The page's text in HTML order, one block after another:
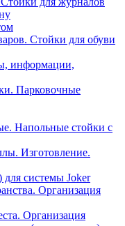
Стойки для обуви
информации,
Парковочные
Напольные стойки с
Изготовление.
системы Joker
Организация
Организация